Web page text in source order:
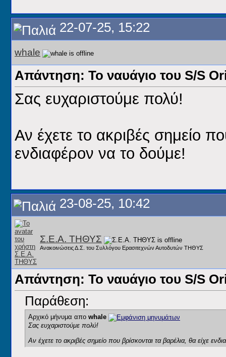
22-07-25, 15:22
whale
Απάντηση: Το ναυάγιο του S/S
Σας ευχαριστούμε πολύ!
Αν έχετε το ακριβές σημείο
ενδιαφέρον να το δούμε!
23-08-25, 10:42
Σ.Ε.Α. ΤΗΘΥΣ
Ανακοινώσεις Δ.Σ. του Συλλόγου Ερασιτεχνών Αυτοδυτών ΤΗΘΥΣ
Απάντηση: Το ναυάγιο του S/S
Παράθεση:
Αρχικό μήνυμα απο whale
Σας ευχαριστούμε πολύ!
Αν έχετε το ακριβές σημείο που βρίσκονται τα βαρέλια, θα είχε